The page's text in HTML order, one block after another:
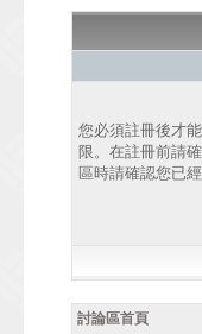
您必須註冊後才
限。在註冊前請
區時請確認您已
討論區首頁